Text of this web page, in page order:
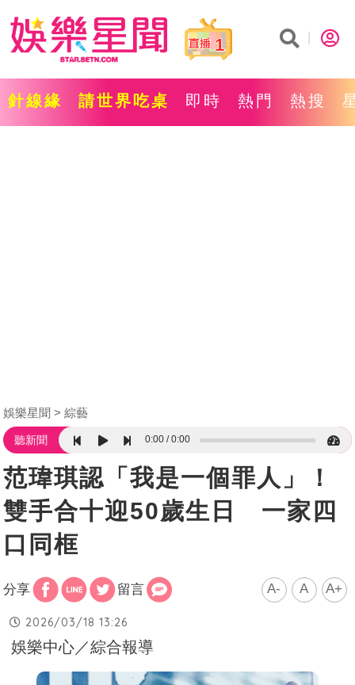
1
針線緣 請世界吃桌 即時 熱門 熱搜
娛樂星聞 綜藝
聽新聞 0:00 0:00
范瑋琪認「我是一個罪人」！
雙手合十迎50歲生日 一家四
口同框
分享 留言 A- A A+
2026/03/18 13:26
娛樂中心／綜合報導